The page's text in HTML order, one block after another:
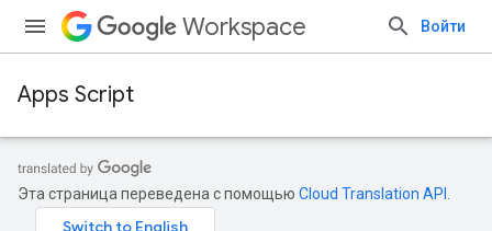
Workspace Войти
Apps Script
Эта страница переведена с помощью Cloud Translation API